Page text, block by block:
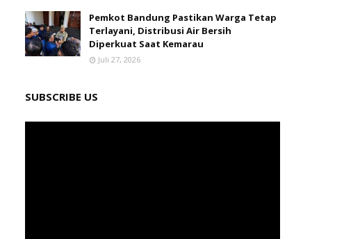
Pemkot Bandung Pastikan Warga Tetap
Terlayani, Distribusi Air Bersih
Diperkuat Saat Kemarau
Juli 27, 2026
SUBSCRIBE US